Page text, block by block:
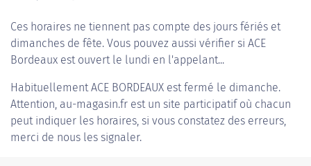
Ces horaires ne tiennent pas compte des jours fériés et
dimanches de fête. Vous pouvez aussi vérifier si ACE
Bordeaux est ouvert le lundi en l'appelant...
HabituellementACE BORDEAUX est fermé le dimanche.
Attention, au-magasin.fr est un site participatif où chacun
peut indiquer les horaires, si vous constatez des erreurs,
merci de nous les signaler.